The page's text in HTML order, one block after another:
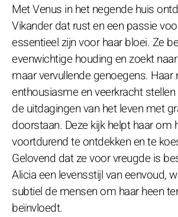
Met Venus in het negende huis
Vikander dat rust en een passie
essentieel zijn voor haar bloei. Ze
evenwichtige houding en zoekt
maar vervullende genoegens. Haar
enthousiasme en veerkracht
de uitdagingen van het leven met
doorstaan. Deze kijk helpt haar om
voortdurend te ontdekken en te
Gelovend dat ze voor vreugde is
Alicia een levensstijl van eenvoud,
subtiel de mensen om haar heen
beïnvloedt.